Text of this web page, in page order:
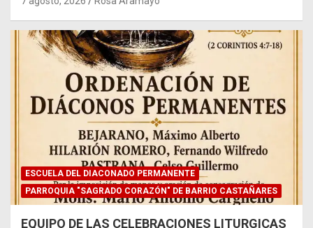
ESCUELA DEL DIACONADO PERMANENTE
PARROQUIA "SAGRADO CORAZÓN" DE BARRIO CASTAÑARES
EQUIPO DE LAS CELEBRACIONES LITURGICAS